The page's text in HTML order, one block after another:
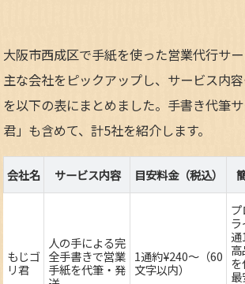
大阪市西成区で手紙を使った営業代行サ
主な会社をピックアップし、サービス内
を以下の表にまとめました。手書き代筆
君」も含めて、計5社を紹介します。
会社名 サービス内容 目安料金（税込）
もじゴ
リ君
人の手による完
全手書きで営業
手紙を代筆・発
1通約¥240～（60
文字以内）
ラ
通